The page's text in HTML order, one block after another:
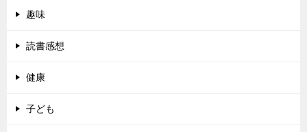
趣味
読書感想
健康
子ども